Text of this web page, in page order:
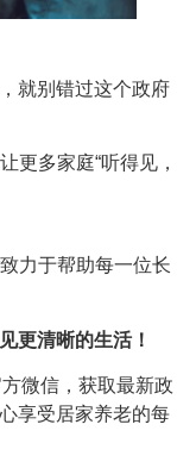
就别错过这个政府
更多家庭“听得见，
力于帮助每一位长
更清晰的生活！
微信，获取最新政
享受居家养老的每